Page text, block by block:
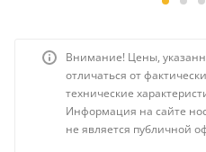
Внимание! Цены,
отличаться от
технические
Информация на сайте
не является публичной